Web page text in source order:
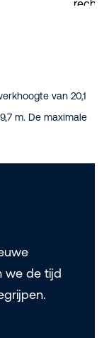
van 20,1
m. De maximale
we de tijd